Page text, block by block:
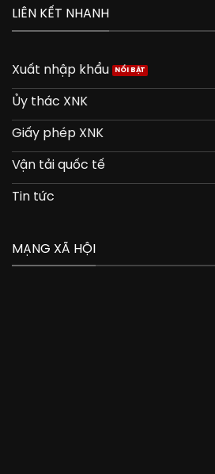
LIÊN KẾT NHANH
Xuất nhập khẩu
Ủy thác XNK
Giấy phép XNK
Vận tải quốc tế
Tin tức
MẠNG XÃ HỘI